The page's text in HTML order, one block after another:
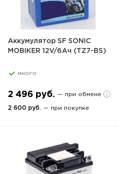
Аккумулятор SF SONIC
MOBIKER 12V/6Ач (TZ7-BS)
много
2 496 руб. — при обмене
2 600 руб. — при покупке